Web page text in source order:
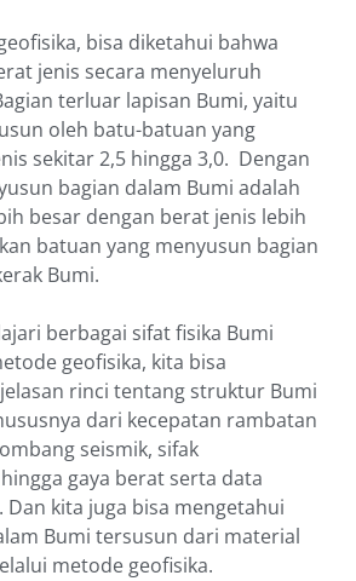
bisa diketahui bahwa
jenis secara menyeluruh
terluar lapisan Bumi, yaitu
oleh batu-batuan yang
sekitar 2,5 hingga 3,0. Dengan
bagian dalam Bumi adalah
besar dengan berat jenis lebih
batuan yang menyusun bagian
Bumi.
berbagai sifat fisika Bumi
geofisika, kita bisa
rinci tentang struktur Bumi
dari kecepatan rambatan
seismik, sifak
gaya berat serta data
Dan kita juga bisa mengetahui
Bumi tersusun dari material
metode geofisika.